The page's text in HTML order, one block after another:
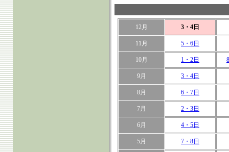
12月 3・4日
11月 5・6日
10月 1・2日
9月 3・4日
8月 6・7日
7月 2・3日
6月 4・5日
5月 7・8日